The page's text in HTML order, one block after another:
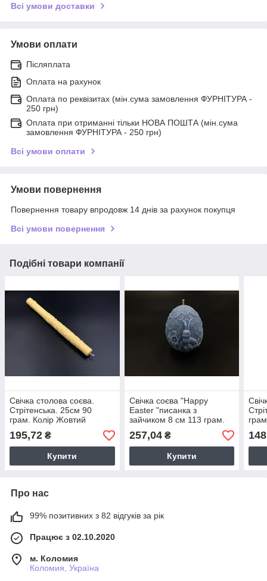
Всі умови доставки
Умови оплати
Післяплата
Оплата на рахунок
Оплата по реквізитах (мін.сума замовлення ФУРНІТУРА -
250 грн)
Оплата при отриманні тільки НОВА ПОШТА (мін.сума
замовлення ФУРНІТУРА - 250 грн)
Всі умови оплати
Умови повернення
Повернення товару впродовж 14 днів за рахунок покупця
Всі умови повернення
Подібні товари компанії
Свічка столова соєва.
Стрітенська. 25см 90
грам. Колір Жовтий
195,72 ₴
Купити
Свічка соєва "Happy
Easter "писанка з
зайчиком 8 см 113 грам.
Колір блакитний.
257,04₴
Купити
Про нас
99% позитивних з 82 відгуків за рік
Працює з 02.10.2020
м. Коломия
Коломия, Україна